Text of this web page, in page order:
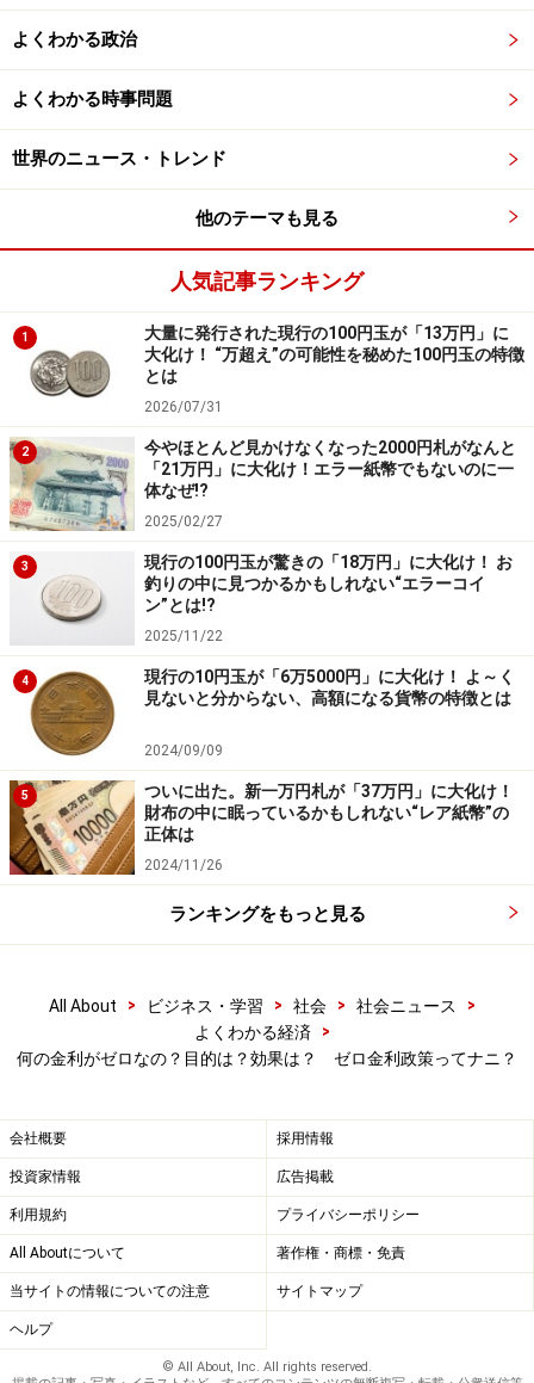
よくわかる政治
よくわかる時事問題
世界のニュース・トレンド
他のテーマも見る
人気記事ランキング
1
大量に発行された現行の100円玉が「13万円」に
大化け！ “万超え”の可能性を秘めた100円玉の特徴
とは
2026/07/31
2
今やほとんど見かけなくなった2000円札がなんと
「21万円」に大化け！エラー紙幣でもないのに一
体なぜ!?
2025/02/27
3
現行の100円玉が驚きの「18万円」に大化け！ お
釣りの中に見つかるかもしれない“エラーコイ
ン”とは!?
2025/11/22
4
現行の10円玉が「6万5000円」に大化け！ よ～く
見ないと分からない、高額になる貨幣の特徴とは
2024/09/09
5
ついに出た。新一万円札が「37万円」に大化け！
財布の中に眠っているかもしれない“レア紙幣”の
正体は
2024/11/26
ランキングをもっと見る
All About > ビジネス・学習 > 社会 > 社会ニュース
>
よくわかる経済
>
何の金利がゼロなの？目的は？効果は？ ゼロ金利政策ってナニ？
会社概要 採用情報
投資家情報 広告掲載
利用規約 プライバシーポリシー
All Aboutについて 著作権・商標・免責
当サイトの情報についての注意 サイトマップ
ヘルプ
© All About, Inc. All rights reserved.